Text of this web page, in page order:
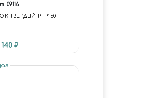
09116
ТВЁРДЫЙ PF P150
₽
jas